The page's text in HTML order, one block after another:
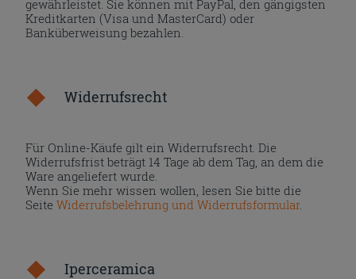
gewährleistet. Sie können mit PayPal, den gängigsten
Kreditkarten (Visa und MasterCard) oder
Banküberweisung bezahlen.
Widerrufsrecht
Für Online-Käufe gilt ein Widerrufsrecht. Die
Widerrufsfrist beträgt 14 Tage ab dem Tag, an dem die
Ware angeliefert wurde.
Wenn Sie mehr wissen wollen, lesen Sie bitte die
SeiteWiderrufsbelehrung und Widerrufsformular.
Iperceramica